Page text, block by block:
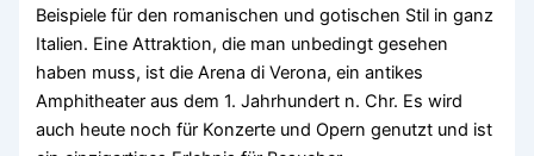
Beispiele für den romanischen und gotischen Stil in ganz
Italien. Eine Attraktion, die man unbedingt gesehen
haben muss, ist die Arena di Verona, ein antikes
Amphitheater aus dem 1. Jahrhundert n. Chr. Es wird
auch heute noch für Konzerte und Opern genutzt und ist